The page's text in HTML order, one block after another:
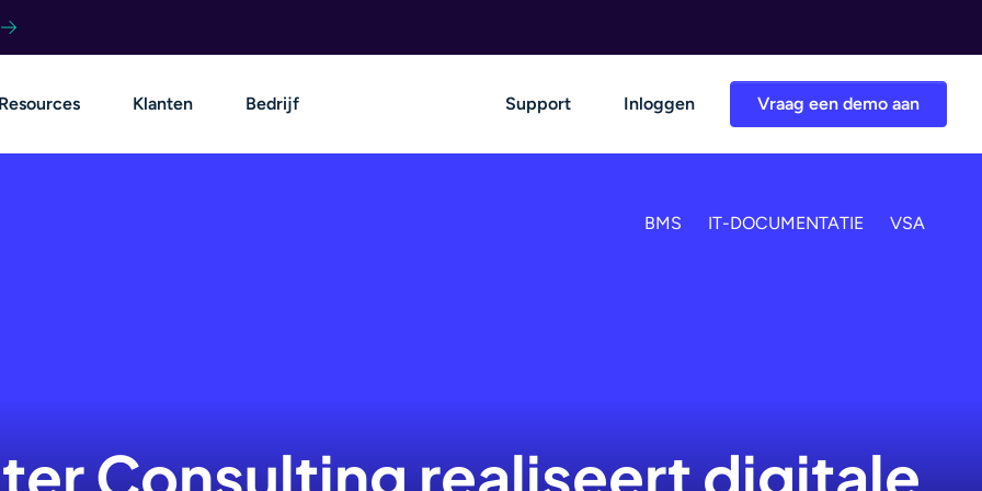
Vraag een demo aan
Resources Klanten Bedrijf Support Inloggen
BMS IT-DOCUMENTATIE VSA
Consulting realiseert digitale